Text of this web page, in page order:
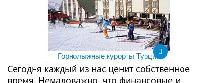
Горнолыжные курорты Турции
Сегодня каждый из нас ценит собственное
время. Немаловажно, что финансовые и